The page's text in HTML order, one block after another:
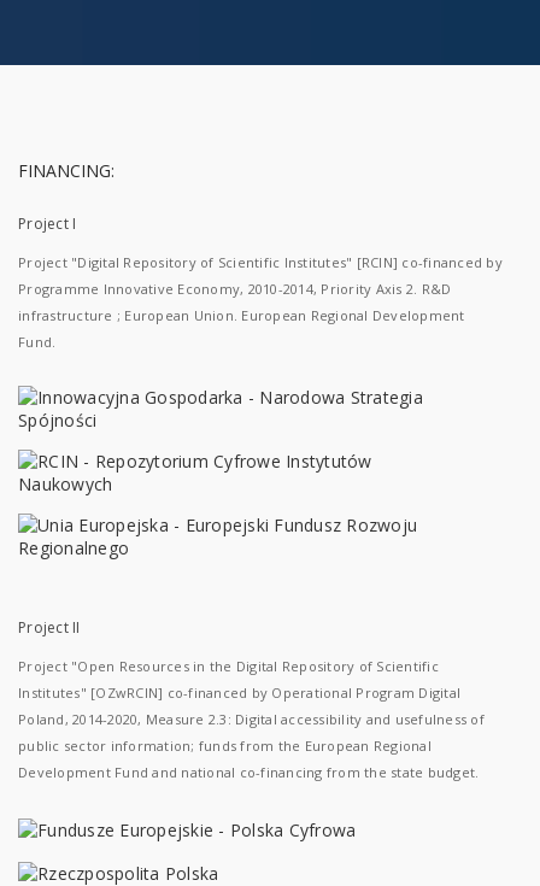
FINANCING:
Project I
Project "Digital Repository of Scientific Institutes" [RCIN] co-financed by
Programme Innovative Economy, 2010-2014, Priority Axis 2. R&D
infrastructure ; European Union. European Regional Development
Fund.
Project II
Project "Open Resources in the Digital Repository of Scientific
Institutes" [OZwRCIN] co-financed by Operational Program Digital
Poland, 2014-2020, Measure 2.3: Digital accessibility and usefulness of
public sector information; funds from the European Regional
Development Fund and national co-financing from the state budget.